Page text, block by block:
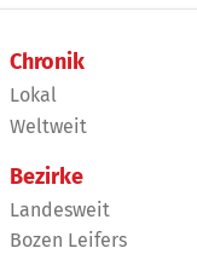
Chronik
Lokal
Weltweit
Bezirke
Landesweit
Bozen Leifers